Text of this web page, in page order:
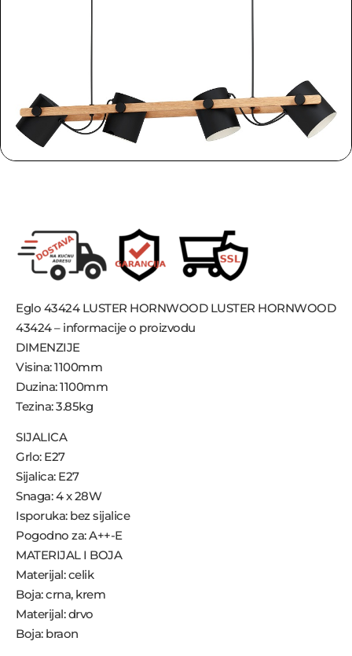
Eglo 43424 LUSTER HORNWOOD LUSTER HORNWOOD
43424 – informacije o proizvodu
DIMENZIJE
Visina: 1100mm
Duzina: 1100mm
Tezina: 3.85kg
SIJALICA
Grlo: E27
Sijalica: E27
Snaga: 4 x 28W
Isporuka: bez sijalice
Pogodno za: A++-E
MATERIJAL I BOJA
Materijal: celik
Boja: crna, krem
Materijal: drvo
Boja: braon